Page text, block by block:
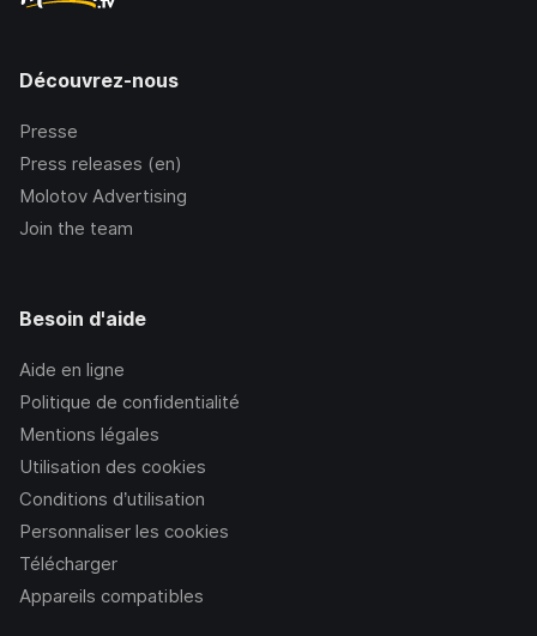
Découvrez-nous
Presse
Press releases (en)
Molotov Advertising
Join the team
Besoin d'aide
Aide en ligne
Politique de confidentialité
Mentions légales
Utilisation des cookies
Conditions d’utilisation
Personnaliser les cookies
Télécharger
Appareils compatibles